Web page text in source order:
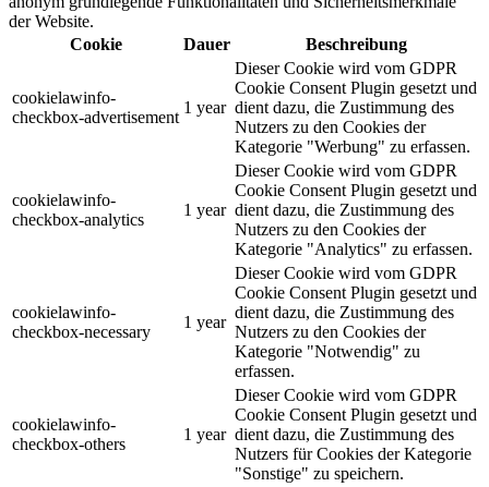
der Website.
Cookie
Dauer Beschreibung
cookielawinfo-
checkbox-advertisement
1 year
Dieser Cookie wird vom GDPR
Cookie Consent Plugin gesetzt und
dient dazu, die Zustimmung des
Nutzers zu den Cookies der
Kategorie "Werbung" zu erfassen.
cookielawinfo-
checkbox-analytics
1 year
Dieser Cookie wird vom GDPR
Cookie Consent Plugin gesetzt und
dient dazu, die Zustimmung des
Nutzers zu den Cookies der
Kategorie "Analytics" zu erfassen.
cookielawinfo-
checkbox-necessary
1 year
Dieser Cookie wird vom GDPR
Cookie Consent Plugin gesetzt und
dient dazu, die Zustimmung des
Nutzers zu den Cookies der
Kategorie "Notwendig" zu
erfassen.
cookielawinfo-
checkbox-others
1 year
Dieser Cookie wird vom GDPR
Cookie Consent Plugin gesetzt und
dient dazu, die Zustimmung des
Nutzers für Cookies der Kategorie
"Sonstige" zu speichern.